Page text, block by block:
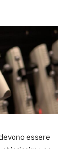
essere